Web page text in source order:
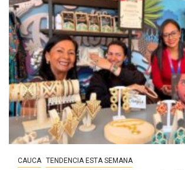
CAUCA TENDENCIA ESTA SEMANA